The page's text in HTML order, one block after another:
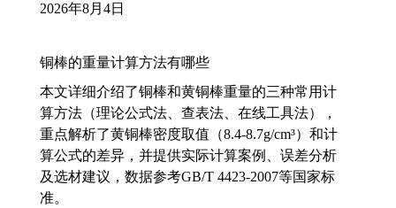
2026年8月4日
铜棒的重量计算方法有哪些
本文详细介绍了铜棒和黄铜棒重量的三种常用计
算方法（理论公式法、查表法、在线工具法），
重点解析了黄铜棒密度取值（8.4-8.7g/cm³）和计
算公式的差异，并提供实际计算案例、误差分析
及选材建议，数据参考GB/T 4423-2007等国家标
准。